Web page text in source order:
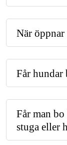
När öppnar
Får hundar
Får man
stuga eller